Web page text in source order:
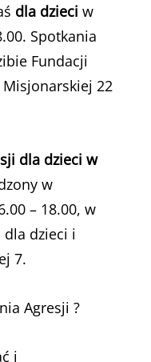
dla dzieci w
Spotkania
Fundacji
Misjonarskiej 22
dla dzieci w
w
– 18.00, w
dzieci i
7.
Agresji ?
i